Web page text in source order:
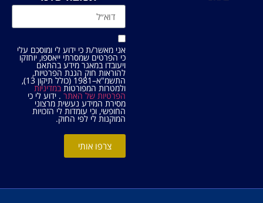
אני מאשר/ת כי ידוע לי ומוסכם עלי
כי הפרטים שמסרתי ייאספו, יוחזקו
ויעובדו במאגר מידע בהתאם
להוראות חוק הגנת הפרטיות,
התשמ"א–1981 (כולל תיקון 13),
ולמטרות המפורטותבמדיניות
הפרטיות של האתר . ידוע לי כי
מסירת המידע נעשית מרצוני
החופשי, וכי עומדות לי הזכויות
המוקנות לי לפי החוק.
צרפו אותי